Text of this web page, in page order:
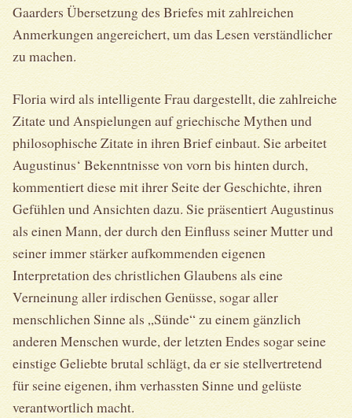
Gaarders Übersetzung des Briefes mit zahlreichen
Anmerkungen angereichert, um das Lesen verständlicher
zu machen.
Floria wird als intelligente Frau dargestellt, die zahlreiche
Zitate und Anspielungen auf griechische Mythen und
philosophische Zitate in ihren Brief einbaut. Sie arbeitet
Augustinus‘ Bekenntnisse von vorn bis hinten durch,
kommentiert diese mit ihrer Seite der Geschichte, ihren
Gefühlen und Ansichten dazu. Sie präsentiert Augustinus
als einen Mann, der durch den Einfluss seiner Mutter und
seiner immer stärker aufkommenden eigenen
Interpretation des christlichen Glaubens als eine
Verneinung aller irdischen Genüsse, sogar aller
menschlichen Sinne als „Sünde“ zu einem gänzlich
anderen Menschen wurde, der letzten Endes sogar seine
einstige Geliebte brutal schlägt, da er sie stellvertretend
für seine eigenen, ihm verhassten Sinne und gelüste
verantwortlich macht.